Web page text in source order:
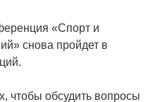
«Спорт и
снова пройдет в
чтобы обсудить вопросы